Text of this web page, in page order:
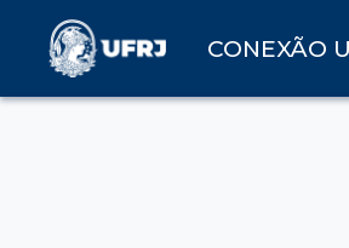
CONEXÃO